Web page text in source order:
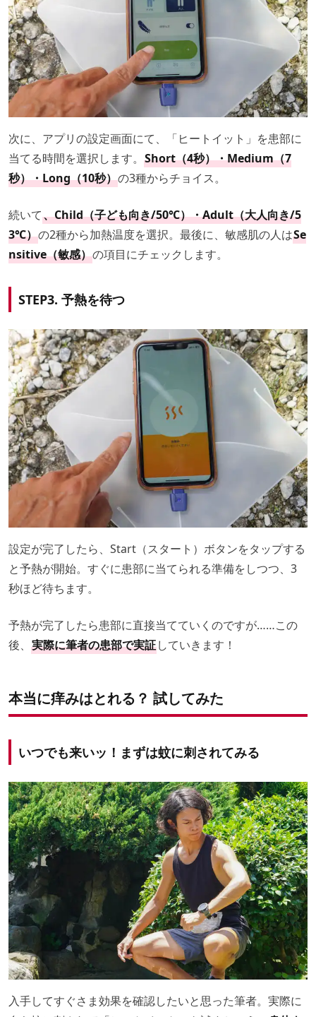
次に、アプリの設定画面にて、「ヒートイット」を患部に
当てる時間を選択します。 Short（4秒）・Medium（7
秒）・Long（10秒）の3種からチョイス。
続いて、Child（子ども向き/50℃）・Adult（大人向き/5
3℃）の2種から加熱温度を選択。最後に、敏感肌の人はSe
nsitive（敏感）の項目にチェックします。
STEP3. 予熱を待つ
設定が完了したら、Start（スタート）ボタンをタップする
と予熱が開始。すぐに患部に当てられる準備をしつつ、3
秒ほど待ちます。
予熱が完了したら患部に直接当てていくのですが……この
後、 実際に筆者の患部で実証していきます！
本当に痒みはとれる？ 試してみた
いつでも来いッ！まずは蚊に刺されてみる
入手してすぐさま効果を確認したいと思った筆者。実際に